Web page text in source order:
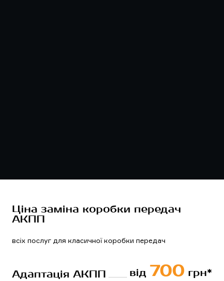
Ціна заміна коробки передач
АКПП
всіх послуг для класичної коробки передач
Адаптація АКПП від 700 грн*